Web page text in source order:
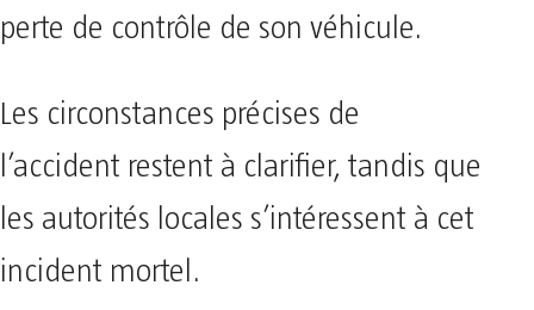
perte de contrôle de son véhicule.
Les circonstances précises de
l’accident restent à clarifier, tandis que
les autorités locales s’intéressent à cet
incident mortel.